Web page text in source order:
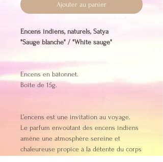
Ajouter au panier
Encens indiens, naturels, Satya
"Sauge blanche" / "White sauge"
Encens en bâtonnet.
Boite de 15g.
L’encens est une invitation au voyage.
Le parfum envoûtant des encens indiens
amène une atmosphère sereine et
chaleureuse propice à la détente du corps